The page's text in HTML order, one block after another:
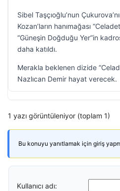
Sibel Taşçıoğlu’nun
Kozan’ların hanımağası
“Güneşin Doğduğu Yer”in
daha katıldı.
Merakla beklenen dizide
Nazlıcan Demir hayat verecek.
1 yazı görüntüleniyor (toplam 1)
Bu konuyu yanıtlamak için giriş
Kullanıcı adı: